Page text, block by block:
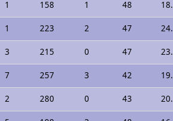
1 158 1 48
1 223 2 47
3 215 0 47
7 257 3 42
2 280 0 43